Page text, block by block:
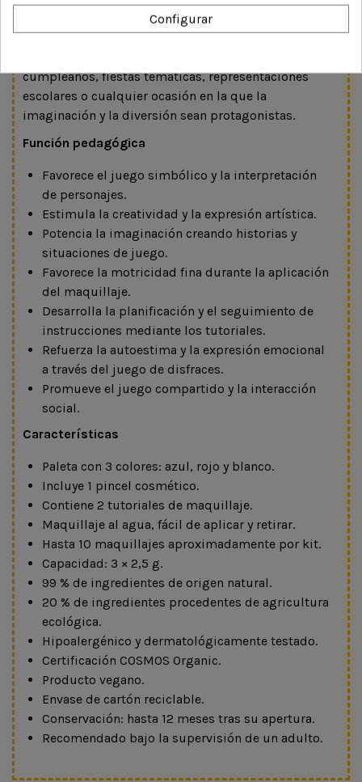
Cada kit permite realizar aproximadamente diez
maquillajes y puede conservarse durante doce meses
cumpleaños, fiestas temáticas, representaciones
escolares o cualquier ocasión en la que la
imaginación y la diversión sean protagonistas.
Función pedagógica
Favorece el juego simbólico y la interpretación
de personajes.
Estimula la creatividad y la expresión artística.
Potencia la imaginación creando historias y
situaciones de juego.
Favorece la motricidad fina durante la aplicación
del maquillaje.
Desarrolla la planificación y el seguimiento de
instrucciones mediante los tutoriales.
Refuerza la autoestima y la expresión emocional
a través del juego de disfraces.
Promueve el juego compartido y la interacción
social.
Características
Paleta con 3 colores: azul, rojo y blanco.
Incluye 1 pincel cosmético.
Contiene 2 tutoriales de maquillaje.
Maquillaje al agua, fácil de aplicar y retirar.
Hasta 10 maquillajes aproximadamente por kit.
Capacidad: 3 × 2,5 g.
99 % de ingredientes de origen natural.
20 % de ingredientes procedentes de agricultura
ecológica.
Hipoalergénico y dermatológicamente testado.
Certificación COSMOS Organic.
Producto vegano.
Envase de cartón reciclable.
Conservación: hasta 12 meses tras su apertura.
Recomendado bajo la supervisión de un adulto.
Configurar